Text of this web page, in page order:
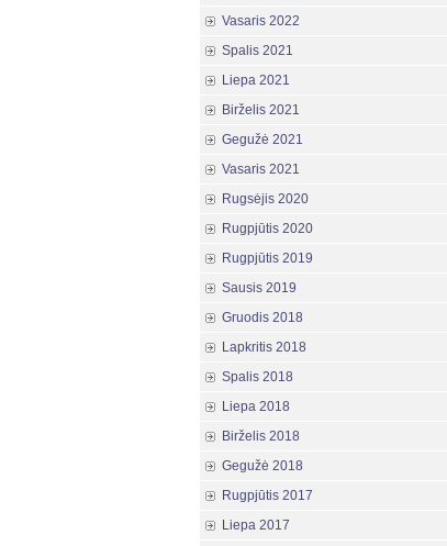
Vasaris 2022
Spalis 2021
Liepa 2021
Birželis 2021
Gegužė 2021
Vasaris 2021
Rugsėjis 2020
Rugpjūtis 2020
Rugpjūtis 2019
Sausis 2019
Gruodis 2018
Lapkritis 2018
Spalis 2018
Liepa 2018
Birželis 2018
Gegužė 2018
Rugpjūtis 2017
Liepa 2017